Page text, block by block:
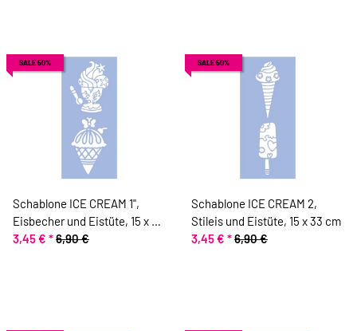
SALE 50%
Schablone ICE CREAM 1",
Eisbecher und Eistüte, 15 x 33
cm
3,45 € *6,90 €
SALE 50%
Schablone ICE CREAM 2,
Stileis und Eistüte, 15 x 33 cm
3,45 € *6,90 €